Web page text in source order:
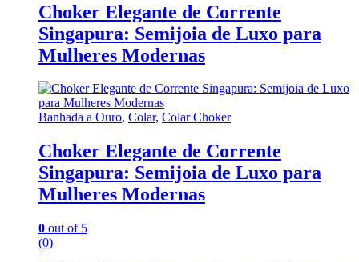
Choker Elegante de Corrente
Singapura: Semijoia de Luxo para
Mulheres Modernas
Banhada a Ouro, Colar, Colar Choker
Choker Elegante de Corrente
Singapura: Semijoia de Luxo para
Mulheres Modernas
0 out of 5
(0)